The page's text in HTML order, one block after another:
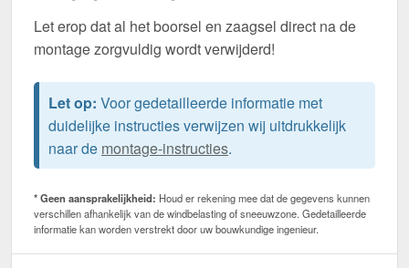
Let erop dat al het boorsel en zaagsel direct na de
montage zorgvuldig wordt verwijderd!
Let op: Voor gedetailleerde informatie met
duidelijke instructies verwijzen wij uitdrukkelijk
naar de montage-instructies.
* Geen aansprakelijkheid: Houd er rekening mee dat de gegevens kunnen
verschillen afhankelijk van de windbelasting of sneeuwzone. Gedetailleerde
informatie kan worden verstrekt door uw bouwkundige ingenieur.